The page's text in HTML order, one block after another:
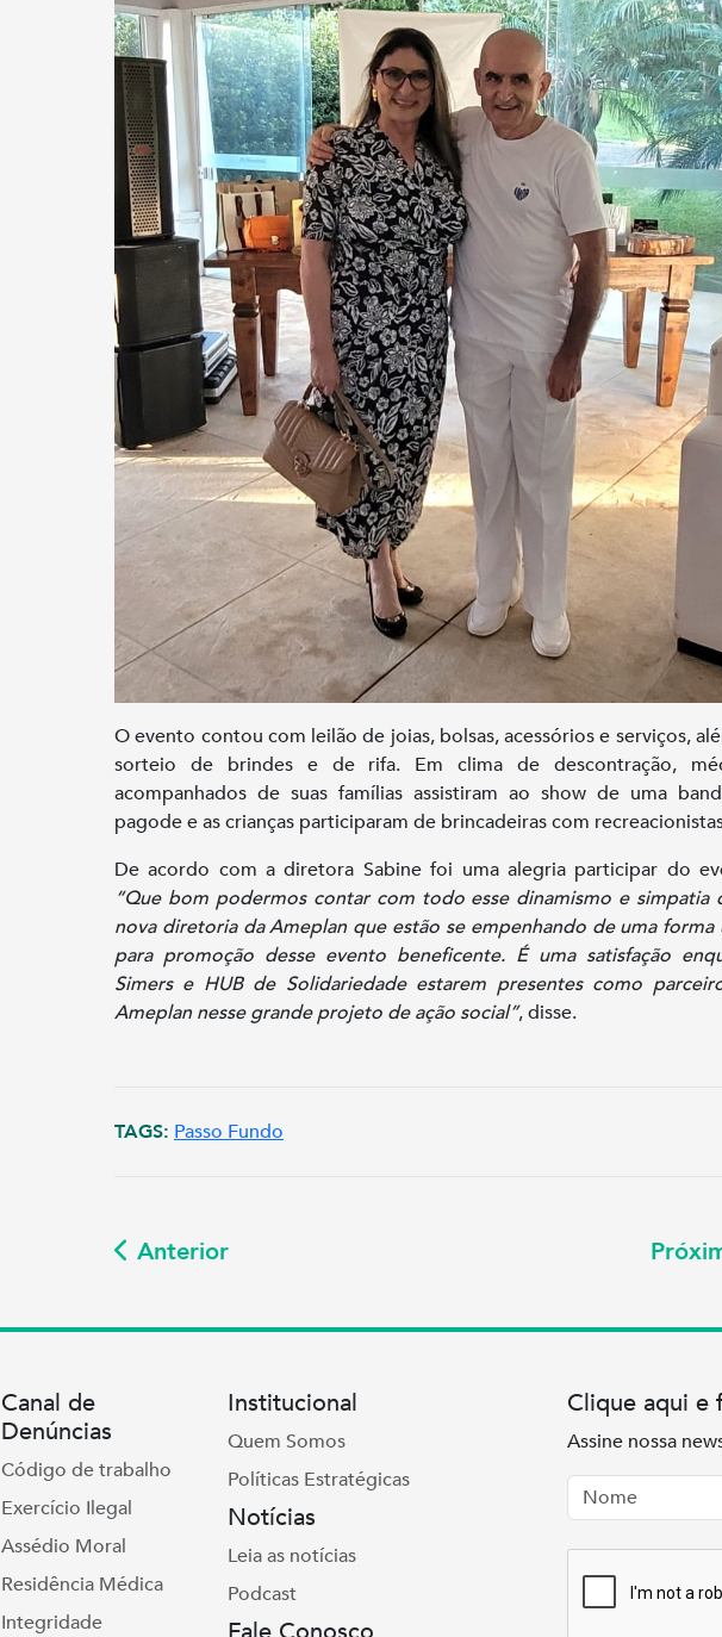
O evento contou com leilão de joias, bolsas, acessórios e serviços,
sorteio de brindes e de rifa. Em clima de descontração,
acompanhados de suas famílias assistiram ao show de uma
pagode e as crianças participaram de brincadeiras com
De acordo com a diretora Sabine foi uma alegria participar do
“Que bom podermos contar com todo esse dinamismo e simpatia
nova diretoria da Ameplan que estão se empenhando de uma forma
para promoção desse evento beneficente. É uma satisfação
Simers e HUB de Solidariedade estarem presentes como
Ameplan nesse grande projeto de ação social”, disse.
TAGS: Passo Fundo
Anterior
Canal de
Denúncias
Código de trabalho
Exercício Ilegal
Assédio Moral
Residência Médica
Integridade
Institucional
Quem Somos
Políticas Estratégicas
Notícias
Leia as notícias
Podcast
Clique aqui e
Assine nossa
Nome
Email